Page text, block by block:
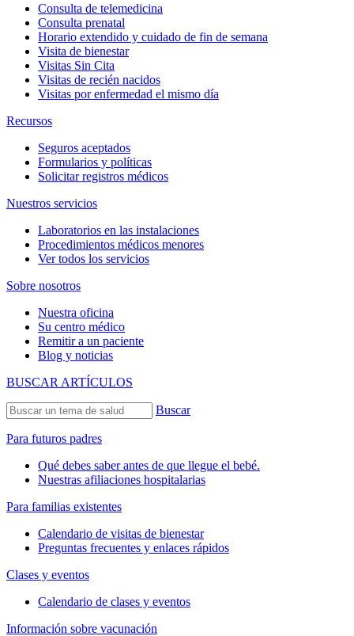
Consulta de telemedicina
Consulta prenatal
Horario extendido y cuidado de fin de semana
Visita de bienestar
Visitas Sin Cita
Visitas de recién nacidos
Visitas por enfermedad el mismo día
Recursos
Seguros aceptados
Formularios y políticas
Solicitar registros médicos
Nuestros servicios
Laboratorios en las instalaciones
Procedimientos médicos menores
Ver todos los servicios
Sobre nosotros
Nuestra oficina
Su centro médico
Remitir a un paciente
Blog y noticias
BUSCAR ARTÍCULOS
Buscar
Para futuros padres
Qué debes saber antes de que llegue el bebé.
Nuestras afiliaciones hospitalarias
Para familias existentes
Calendario de visitas de bienestar
Preguntas frecuentes y enlaces rápidos
Clases y eventos
Calendario de clases y eventos
Información sobre vacunación